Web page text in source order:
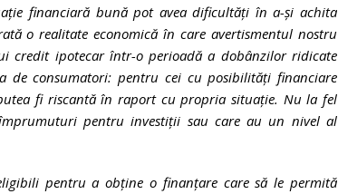
financiară bună pot avea dificultăți în a-și achita
o realitate economică în care avertismentul nostru
credit ipotecar într-o perioadă a dobânzilor ridicate
de consumatori: pentru cei cu posibilități financiare
fi riscantă în raport cu propria situație. Nu la fel
pentru investiții sau care au un nivel al
pentru a obține o finanțare care să le permită